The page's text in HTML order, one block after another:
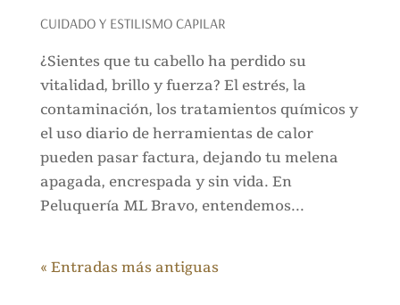
CUIDADO Y ESTILISMO CAPILAR
¿Sientes que tu cabello ha perdido su
vitalidad, brillo y fuerza? El estrés, la
contaminación, los tratamientos químicos y
el uso diario de herramientas de calor
pueden pasar factura, dejando tu melena
apagada, encrespada y sin vida. En
Peluquería ML Bravo, entendemos...
« Entradas más antiguas